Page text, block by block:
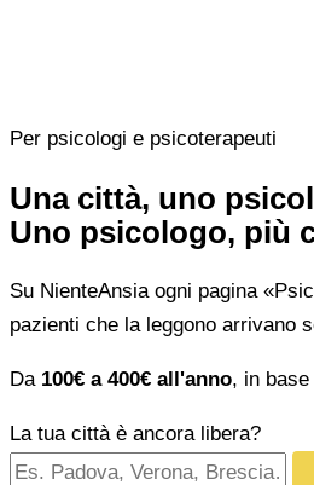
Per psicologi e psicoterapeuti
Una città, uno
Uno psicologo, più
Su NienteAnsia ogni pagina
pazienti che la leggono arrivano
Da 100€ a 400€ all'anno, in
La tua città è ancora libera?